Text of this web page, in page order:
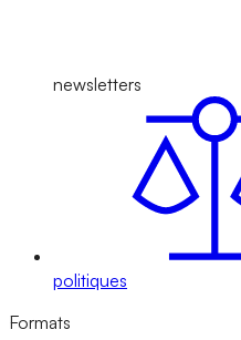
newsletters
politiques
Formats